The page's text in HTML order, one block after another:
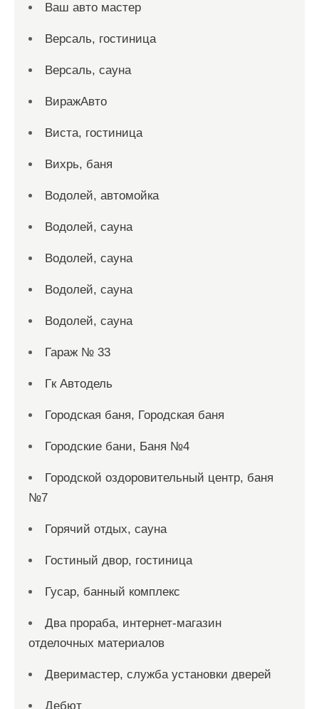
Ваш авто мастер
Версаль, гостиница
Версаль, сауна
ВиражАвто
Виста, гостиница
Вихрь, баня
Водолей, автомойка
Водолей, сауна
Водолей, сауна
Водолей, сауна
Водолей, сауна
Гараж № 33
Гк Автодель
Городская баня, Городская баня
Городские бани, Баня №4
Городской оздоровительный центр, баня
№7
Горячий отдых, сауна
Гостиный двор, гостиница
Гусар, банный комплекс
Два прораба, интернет-магазин
отделочных материалов
Дверимастер, служба установки дверей
Дебют